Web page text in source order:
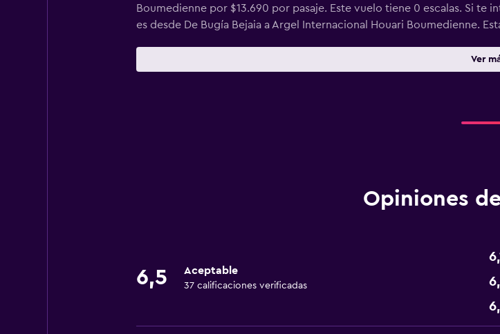
Boumedienne por $13.690 por pasaje. Este vuelo tiene 0 escalas. Si te
es desde De Bugía Bejaia a Argel Internacional Houari Boumedienne.
Ver
Opiniones
6,5 Aceptable
37 calificaciones verificadas